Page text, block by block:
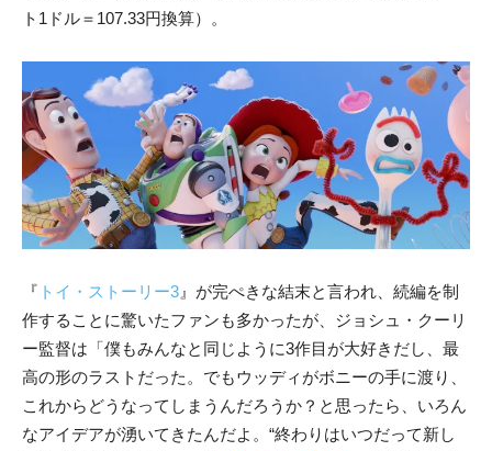
ト1ドル＝107.33円換算）。
『 トイ・ストーリー3 』が完ぺきな結末と言われ、続編を制
作することに驚いたファンも多かったが、ジョシュ・クーリ
ー監督は「僕もみんなと同じように3作目が大好きだし、最
高の形のラストだった。でもウッディがボニーの手に渡り、
これからどうなってしまうんだろうか？と思ったら、いろん
なアイデアが湧いてきたんだよ。“終わりはいつだって新し